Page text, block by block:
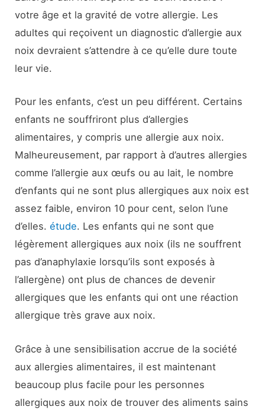
votre âge et la gravité de votre allergie. Les
adultes qui reçoivent un diagnostic d’allergie aux
noix devraient s’attendre à ce qu’elle dure toute
leur vie.
Pour les enfants, c’est un peu différent. Certains
enfants ne souffriront plus d’allergies
alimentaires, y compris une allergie aux noix.
Malheureusement, par rapport à d’autres allergies
comme l’allergie aux œufs ou au lait, le nombre
d’enfants qui ne sont plus allergiques aux noix est
assez faible, environ 10 pour cent, selon l’une
d’elles.étude. Les enfants qui ne sont que
légèrement allergiques aux noix (ils ne souffrent
pas d’anaphylaxie lorsqu’ils sont exposés à
l’allergène) ont plus de chances de devenir
allergiques que les enfants qui ont une réaction
allergique très grave aux noix.
Grâce à une sensibilisation accrue de la société
aux allergies alimentaires, il est maintenant
beaucoup plus facile pour les personnes
allergiques aux noix de trouver des aliments sains